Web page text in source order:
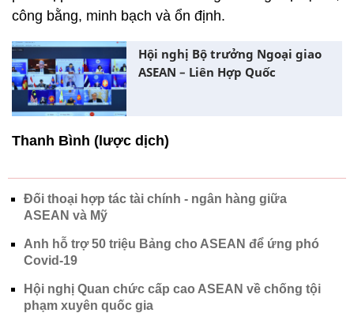
công bằng, minh bạch và ổn định.
Hội nghị Bộ trưởng Ngoại giao
ASEAN – Liên Hợp Quốc
Thanh Bình (lược dịch)
Đối thoại hợp tác tài chính - ngân hàng giữa
ASEAN và Mỹ
Anh hỗ trợ 50 triệu Bảng cho ASEAN để ứng phó
Covid-19
Hội nghị Quan chức cấp cao ASEAN về chống tội
phạm xuyên quốc gia